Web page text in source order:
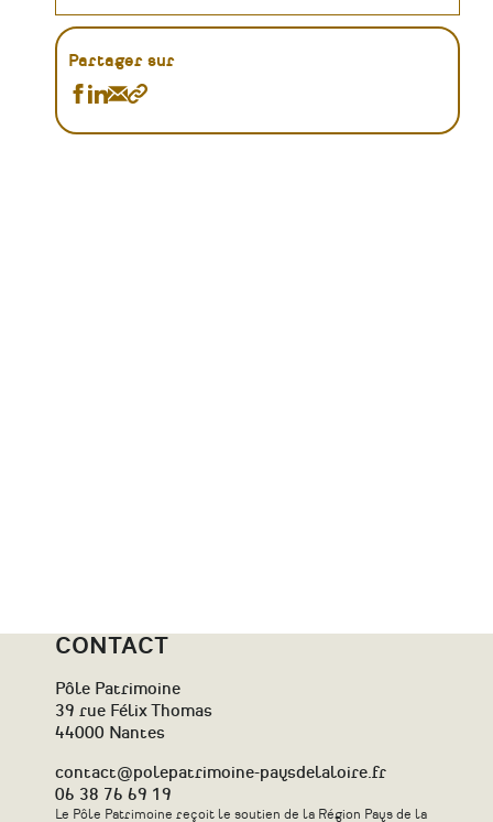
Moulin
Gô
Partager sur
Partager
sur
Partager
sur
Partager
parlien
CONTACT
Pôle Patrimoine
39 rue Félix Thomas
44000 Nantes
contact@polepatrimoine-paysdelaloire.fr
06 38 76 69 19
Le Pôle Patrimoine reçoit le soutien de la Région Pays de la